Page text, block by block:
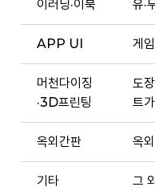
이러닝·이북 유·
APP UI 게
머천다이징
·3D프린팅
도
트
옥외간판 옥
기타 그